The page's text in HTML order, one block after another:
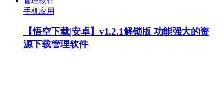
手机应用
【悟空下载|安卓】v1.2.1解锁版 功能强大的资
源下载管理软件